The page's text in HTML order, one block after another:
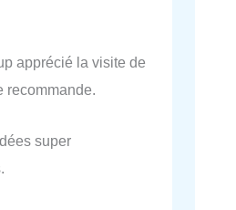
apprécié la visite de
recommande.
super